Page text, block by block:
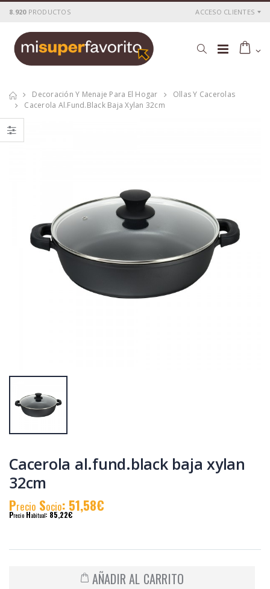
8.920 PRODUCTOS ACCESO CLIENTES
Decoración Y Menaje Para El Hogar
Ollas Y Cacerolas
Cacerola Al.fund.black Baja Xylan 32cm
Cacerola al.fund.black baja xylan
32cm
Precio Socio: 51,58€
Precio Habitual: 85,22€
AÑADIR AL CARRITO
Cacerola
al.fund.premium
alta piedra 20
recio Socio: 25,51€
Habitual : 43,69€
Cacerola
al.fund.premium
Cacerola
al.fund.premium
alta piedra 28
PrecioSocio : 42,56€
Precio H : 71,78€
Cacerola
al.fund.premium